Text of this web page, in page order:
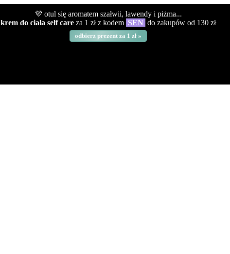
💜 otul się aromatem szałwii, lawendy i piżma...
krem do ciała self careza 1 zł z kodem SEN do zakupów od 130 zł
odbierz prezent za 1 zł »